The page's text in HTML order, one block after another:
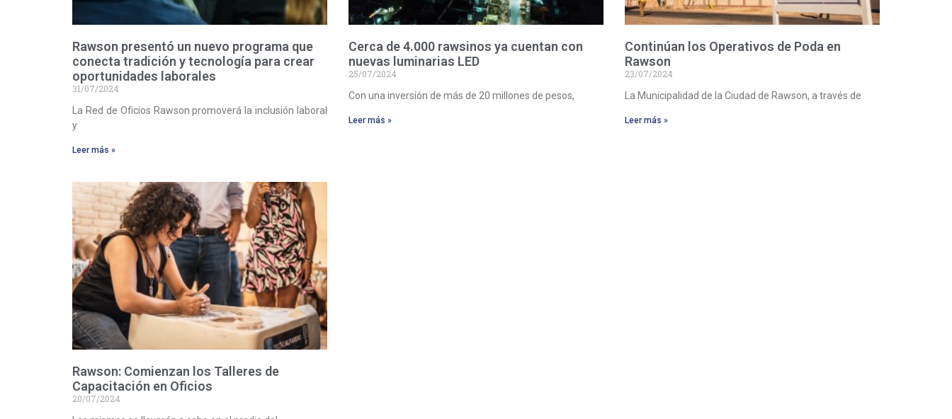
Rawson presentó un nuevo programa que
conecta tradición y tecnología para crear
oportunidades laborales
31/07/2024
La Red de Oficios Rawson promoverá la inclusión laboral
y
Leer más »
Cerca de 4.000 rawsinos ya cuentan con
nuevas luminarias LED
25/07/2024
Con una inversión de más de 20 millones de pesos,
Leer más »
Continúan los Operativos de Poda en
Rawson
23/07/2024
La Municipalidad de la Ciudad de Rawson, a través de
Leer más »
Rawson: Comienzan los Talleres de
Capacitación en Oficios
20/07/2024